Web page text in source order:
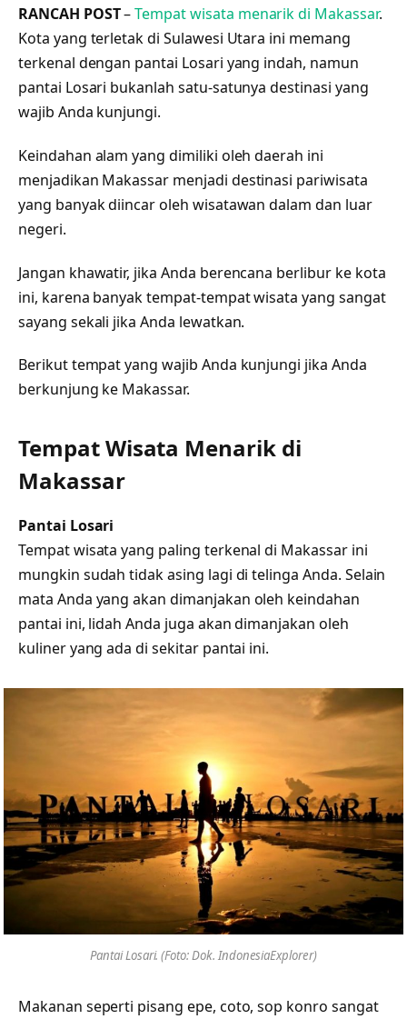
RANCAH POST–Tempat wisata menarik di Makassar.
Kota yang terletak di Sulawesi Utara ini memang
terkenal dengan pantai Losari yang indah, namun
pantai Losari bukanlah satu-satunya destinasi yang
wajib Anda kunjungi.
Keindahan alam yang dimiliki oleh daerah ini
menjadikan Makassar menjadi destinasi pariwisata
yang banyak diincar oleh wisatawan dalam dan luar
negeri.
Jangan khawatir, jika Anda berencana berlibur ke kota
ini, karena banyak tempat-tempat wisata yang sangat
sayang sekali jika Anda lewatkan.
Berikut tempat yang wajib Anda kunjungi jika Anda
berkunjung ke Makassar.
Tempat Wisata Menarik di
Makassar
Pantai Losari
Tempat wisata yang paling terkenal di Makassar ini
mungkin sudah tidak asing lagi di telinga Anda. Selain
mata Anda yang akan dimanjakan oleh keindahan
pantai ini, lidah Anda juga akan dimanjakan oleh
kuliner yang ada di sekitar pantai ini.
Pantai Losari. (Foto: Dok. IndonesiaExplorer)
Makanan seperti pisang epe, coto, sop konro sangat